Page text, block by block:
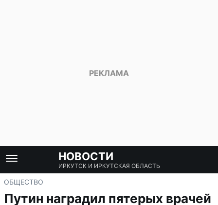
НОВОСТИ
ИРКУТСК И ИРКУТСКАЯ ОБЛАСТЬ
ОБЩЕСТВО
Путин наградил пятерых врачей